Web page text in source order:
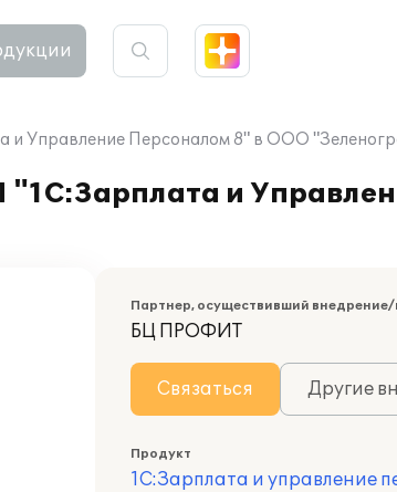
и Управление Персоналом 8" в ООО
"1С:Зарплата и
Партнер, осуществивший внедрение/
БЦ ПРОФИТ
Связаться Другие
Продукт
1С:Зарплата и управление